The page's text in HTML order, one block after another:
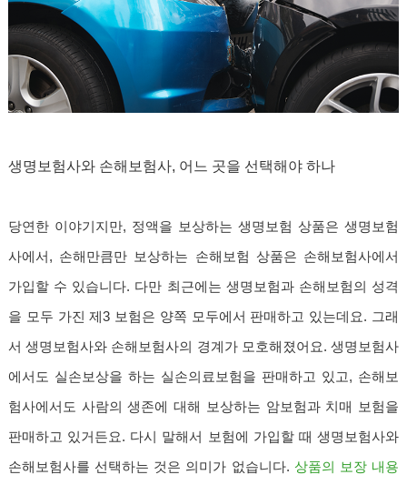
생명보험사와 손해보험사, 어느 곳을 선택해야 하나
당연한 이야기지만, 정액을 보상하는 생명보험 상품은 생명보험
사에서, 손해만큼만 보상하는 손해보험 상품은 손해보험사에서
가입할 수 있습니다. 다만 최근에는 생명보험과 손해보험의 성격
을 모두 가진 제3 보험은 양쪽 모두에서 판매하고 있는데요. 그래
서 생명보험사와 손해보험사의 경계가 모호해졌어요. 생명보험사
에서도 실손보상을 하는 실손의료보험을 판매하고 있고, 손해보
험사에서도 사람의 생존에 대해 보상하는 암보험과 치매 보험을
판매하고 있거든요. 다시 말해서 보험에 가입할 때 생명보험사와
손해보험사를 선택하는 것은 의미가 없습니다. 상품의 보장 내용